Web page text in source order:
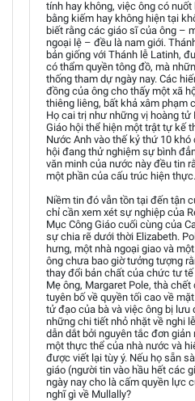
tính hay không, việc ông có
bằng kiếm hay không hiện tại
biết rằng các giáo sĩ của ông –
ngoại lệ – đều là nam giới.
bản giống với Thánh lễ Latinh,
có thẩm quyền tông đồ, mà
thống tham dự ngày nay. Các
đồng của ông cho thấy một xã
thiêng liêng, bất khả xâm phạm
Họ cai trị như những vị hoàng tử
Giáo hội thể hiện một trật tự kế
Nước Anh vào thế kỷ thứ 10
hội đang thử nghiệm sự bình
văn minh của nước này đều tin
một phần của cấu trúc hiện thực.
Niềm tin đó vẫn tồn tại đến tận
chỉ cần xem xét sự nghiệp của
Mục Công Giáo cuối cùng của
sự chia rẽ dưới thời Elizabeth.
hưng, một nhà ngoại giao và
ông chưa bao giờ tưởng tượng
thay đổi bản chất của chức tư
Mẹ ông, Margaret Pole, thà
tuyên bố về quyền tối cao về
tử đạo của bà và việc ông bị lưu
những chi tiết nhỏ nhặt về nghi
dẫn dắt bởi nguyên tắc đơn giản
một thực thể của nhà nước và
được viết lại tùy ý. Nếu họ sẵn
giáo (người tin vào hầu hết các
ngày nay cho là cấm quyền lực
nghĩ gì về Mullally?